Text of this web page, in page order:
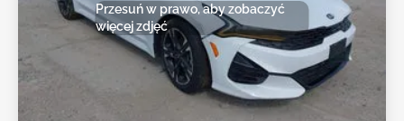
Przesuń w prawo, aby zobaczyć
więcej zdjęć